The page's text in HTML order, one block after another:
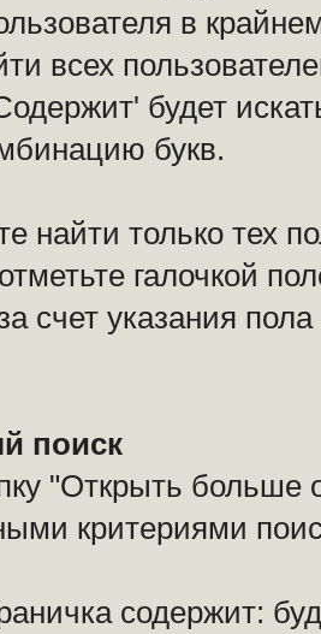
в
всех
будет
букв.
найти только тех
галочкой
счет указания
поиск
"Открыть больше
критериями
содержит: